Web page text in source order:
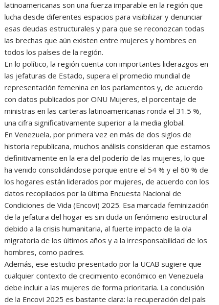
latinoamericanas son una fuerza imparable en la región que
lucha desde diferentes espacios para visibilizar y denunciar
esas deudas estructurales y para que se reconozcan todas
las brechas que aún existen entre mujeres y hombres en
todos los países de la región.
En lo político, la región cuenta con importantes liderazgos en
las jefaturas de Estado, supera el promedio mundial de
representación femenina en los parlamentos y, de acuerdo
con datos publicados por ONU Mujeres, el porcentaje de
ministras en las carteras latinoamericanas ronda el 31.5 %,
una cifra significativamente superior a la media global.
En Venezuela, por primera vez en más de dos siglos de
historia republicana, muchos análisis consideran que estamos
definitivamente en la era del poderío de las mujeres, lo que
ha venido consolidándose porque entre el 54 % y el 60 % de
los hogares están liderados por mujeres, de acuerdo con los
datos recopilados por la última Encuesta Nacional de
Condiciones de Vida (Encovi) 2025. Esa marcada feminización
de la jefatura del hogar es sin duda un fenómeno estructural
debido a la crisis humanitaria, al fuerte impacto de la ola
migratoria de los últimos años y a la irresponsabilidad de los
hombres, como padres.
Además, ese estudio presentado por la UCAB sugiere que
cualquier contexto de crecimiento económico en Venezuela
debe incluir a las mujeres de forma prioritaria. La conclusión
de la Encovi 2025 es bastante clara: la recuperación del país